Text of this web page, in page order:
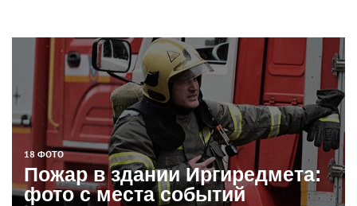
18 ФОТО
Пожар в здании Иргиредмета:
фото с места событий